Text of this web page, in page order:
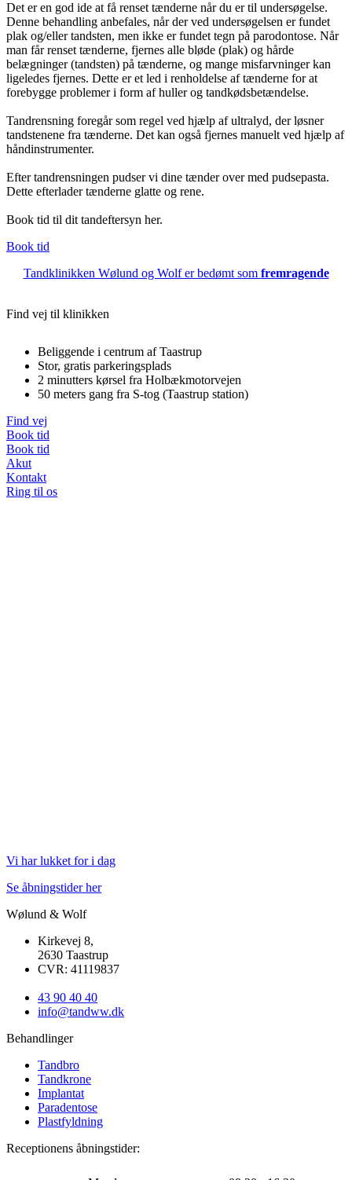
Det er en god ide at få renset tænderne når du er til undersøgelse.
Denne behandling anbefales, når der ved undersøgelsen er fundet
plak og/eller tandsten, men ikke er fundet tegn på parodontose. Når
man får renset tænderne, fjernes alle bløde (plak) og hårde
belægninger (tandsten) på tænderne, og mange misfarvninger kan
ligeledes fjernes. Dette er et led i renholdelse af tænderne for at
forebygge problemer i form af huller og tandkødsbetændelse.
Tandrensning foregår som regel ved hjælp af ultralyd, der løsner
tandstenene fra tænderne. Det kan også fjernes manuelt ved hjælp af
håndinstrumenter.
Efter tandrensningen pudser vi dine tænder over med pudsepasta.
Dette efterlader tænderne glatte og rene.
Book tid til dit tandeftersyn her.
Book tid
Tandklinikken Wølund og Wolf er bedømt som fremragende
Find vej til klinikken
Beliggende i centrum af Taastrup
Stor, gratis parkeringsplads
2 minutters kørsel fra Holbækmotorvejen
50 meters gang fra S-tog (Taastrup station)
Find vej
Book tid
Book tid
Akut
Kontakt
Ring til os
Vi har lukket for i dag
Se åbningstider her
Wølund & Wolf
Kirkevej 8,
2630 Taastrup
CVR: 41119837
43 90 40 40
info@tandww.dk
Behandlinger
Tandbro
Tandkrone
Implantat
Paradentose
Plastfyldning
Receptionens åbningstider: